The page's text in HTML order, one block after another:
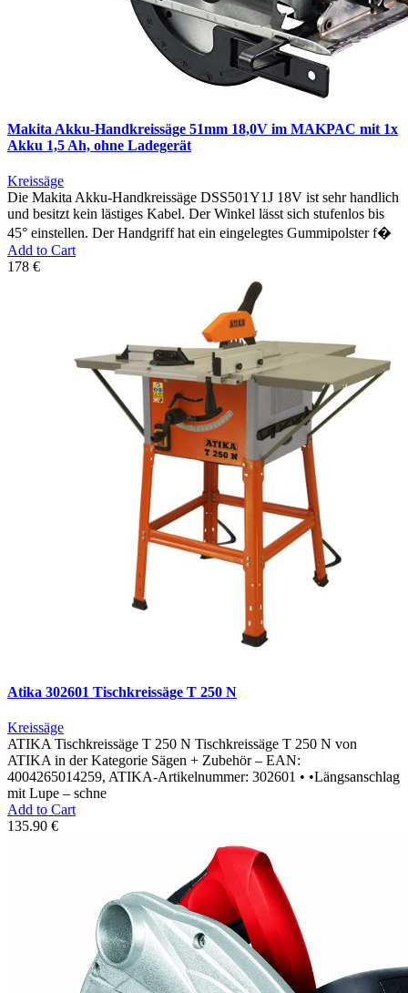
Makita Akku-Handkreissäge 51mm 18,0V im MAKPAC mit 1x
Akku 1,5 Ah, ohne Ladegerät
Kreissäge
Die Makita Akku-Handkreissäge DSS501Y1J 18V ist sehr handlich
und besitzt kein lästiges Kabel. Der Winkel lässt sich stufenlos bis
45° einstellen. Der Handgriff hat ein eingelegtes Gummipolster f�
Add to Cart
178 €
Atika 302601 Tischkreissäge T 250 N
Kreissäge
ATIKA Tischkreissäge T 250 N Tischkreissäge T 250 N von
ATIKA in der Kategorie Sägen + Zubehör – EAN:
4004265014259, ATIKA-Artikelnummer: 302601 • •Längsanschlag
mit Lupe – schne
Add to Cart
135.90 €